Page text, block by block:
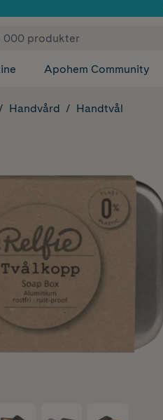
✓ Fri frakt
Apohem Community
Handvård Handtvål